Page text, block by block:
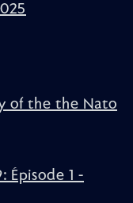
of the the Nato
Épisode 1 -